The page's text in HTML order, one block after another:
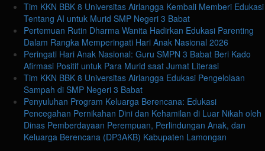
Tim KKN BBK 8 Universitas Airlangga Kembali Memberi Edukasi
Tentang AI untuk Murid SMP Negeri 3 Babat
Pertemuan Rutin Dharma Wanita Hadirkan Edukasi Parenting
Dalam Rangka Memperingati Hari Anak Nasional 2026
Peringati Hari Anak Nasional: Guru SMPN 3 Babat Beri Kado
Afirmasi Positif untuk Para Murid saat Jumat Literasi
Tim KKN BBK 8 Universitas Airlangga Edukasi Pengelolaan
Sampah di SMP Negeri 3 Babat
Penyuluhan Program Keluarga Berencana: Edukasi
Pencegahan Pernikahan Dini dan Kehamilan di Luar Nikah oleh
Dinas Pemberdayaan Perempuan, Perlindungan Anak, dan
Keluarga Berencana (DP3AKB) Kabupaten Lamongan